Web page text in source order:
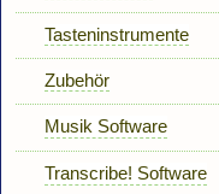
Tasteninstrumente
Zubehör
Musik Software
Transcribe! Software